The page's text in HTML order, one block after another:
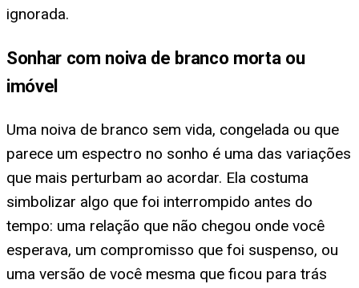
ignorada.
Sonhar com noiva de branco morta ou
imóvel
Uma noiva de branco sem vida, congelada ou que
parece um espectro no sonho é uma das variações
que mais perturbam ao acordar. Ela costuma
simbolizar algo que foi interrompido antes do
tempo: uma relação que não chegou onde você
esperava, um compromisso que foi suspenso, ou
uma versão de você mesma que ficou para trás